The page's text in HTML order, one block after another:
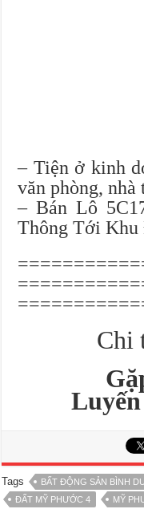
– Tiện ở kinh
văn phòng,
– Bán Lô
Thông Tới
Chi
Tags BẤT ĐỘNG SẢN BÌNH
ĐẤT MỸ PHƯỚC 4
MỸ